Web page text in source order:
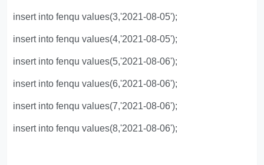
insert into fenqu values(3,'2021-08-05');
insert into fenqu values(4,'2021-08-05');
insert into fenqu values(5,'2021-08-06');
insert into fenqu values(6,'2021-08-06');
insert into fenqu values(7,'2021-08-06');
insert into fenqu values(8,'2021-08-06');